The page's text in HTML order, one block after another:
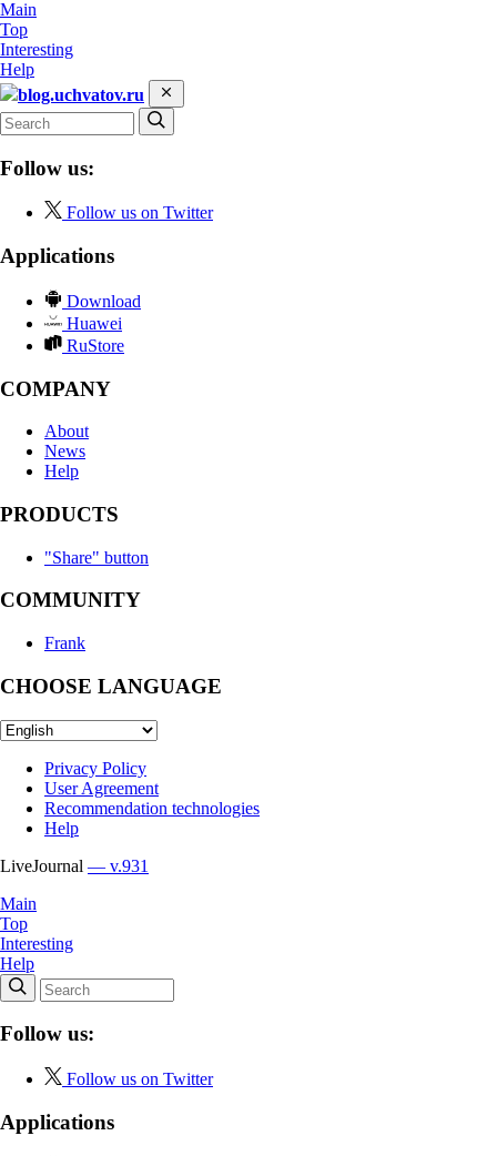
Main
Top
Interesting
Help
blog.uchvatov.ru
Follow us:
Follow us on Twitter
Applications
Download
Huawei
RuStore
COMPANY
About
News
Help
PRODUCTS
"Share" button
COMMUNITY
Frank
CHOOSE LANGUAGE
Privacy Policy
User Agreement
Recommendation technologies
Help
LiveJournal — v.931
Main
Top
Interesting
Help
Follow us:
Follow us on Twitter
Applications